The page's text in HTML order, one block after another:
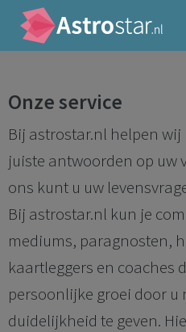
Onze service
Bij astrostar.nl helpen
juiste antwoorden op uw
ons kunt u uw
Bij astrostar.nl kun je
mediums, paragnosten,
kaartleggers en coaches
persoonlijke groei door u
duidelijkheid te geven.